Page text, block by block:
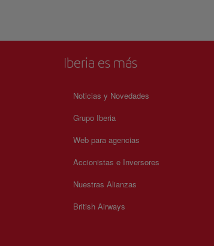
Iberia es más
Noticias y Novedades
Grupo Iberia
Web para agencias
Accionistas e Inversores
Nuestras Alianzas
British Airways